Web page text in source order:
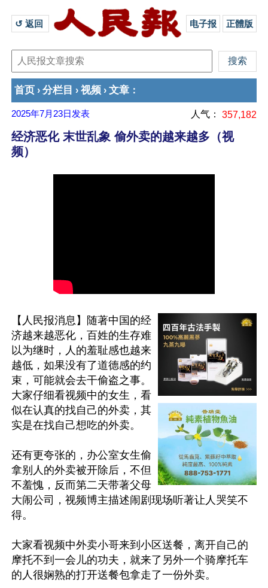
↺ 返回 电子报 正體版
首页 › 分栏目 › 视频 › 文章 ：
2025年7月23日 发表 人气： 357,182
经济恶化 末世乱象 偷外卖的越来越多（视
频）
【人民报消息】随著中国的经
济越来越恶化，百姓的生存难
以为继时，人的羞耻感也越来
越低，如果没有了道德感的约
束，可能就会去干偷盗之事。
大家仔细看视频中的女生，看
似在认真的找自己的外卖，其
实是在找自己想吃的外卖。
还有更夸张的，办公室女生偷
拿别人的外卖被开除后，不但
不羞愧，反而第二天带著父母
大闹公司，视频博主描述闹剧现场听著让人哭笑不
得。
大家看视频中外卖小哥来到小区送餐，离开自己的
摩托不到一会儿的功夫，就来了另外一个骑摩托车
的人很娴熟的打开送餐包拿走了一份外卖。